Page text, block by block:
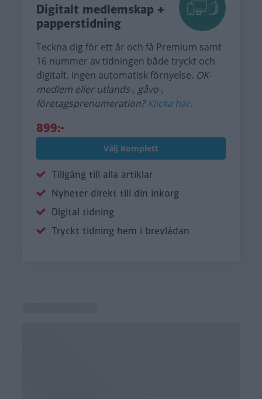
Digitalt medlemskap +
papperstidning
Teckna dig för ett år och få Premium samt
16 nummer av tidningen både tryckt och
digitalt. Ingen automatisk förnyelse. OK-
medlem eller utlands-, gåvo-,
företagsprenumeration?Klicka här.
899:-
Välj Komplett
Tillgång till alla artiklar
Nyheter direkt till din inkorg
Digital tidning
Tryckt tidning hem i brevlådan